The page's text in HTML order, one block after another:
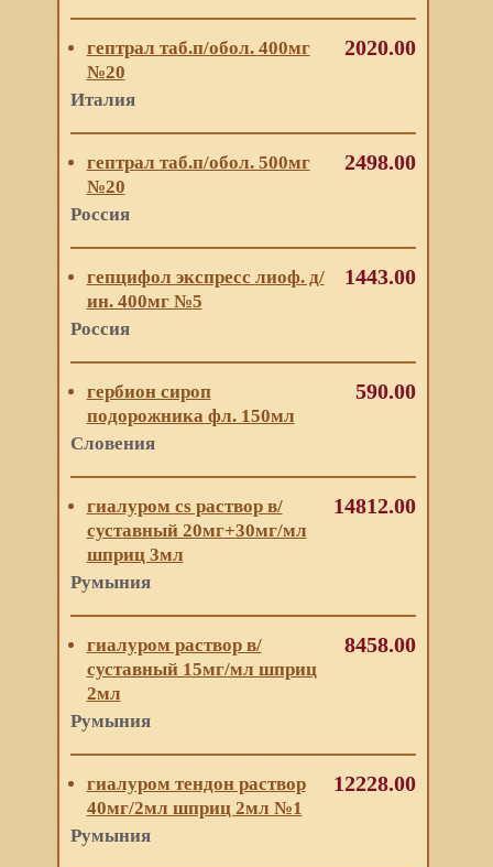
гептрал таб.п/обол. 400мг
№20
Италия
2020.00
гептрал таб.п/обол. 500мг
№20
Россия
2498.00
гепцифол экспресс лиоф. д/
ин. 400мг №5
Россия
1443.00
гербион сироп
подорожника фл. 150мл
Словения
590.00
гиалуром cs раствор в/
суставный 20мг+30мг/мл
шприц 3мл
Румыния
14812.00
гиалуром раствор в/
суставный 15мг/мл шприц
2мл
Румыния
8458.00
гиалуром тендон раствор
40мг/2мл шприц 2мл №1
Румыния
12228.00